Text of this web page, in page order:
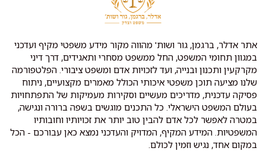
אתר אדלר, ברגמן, גור ושות' מהווה מקור מידע משפטי מקיף ועדכני
במגוון תחומי המשפט, החל ממשפט מסחרי ותאגידים, דרך דיני
מקרקעין ותכנון ובנייה, ועד לזכויות אדם ומשפט ציבורי. הפלטפורמה
שלנו מציעה תוכן משפטי איכותי הכולל מאמרים מקצועיים, ניתוח
פסיקה עדכנית, מדריכים מעשיים וסקירות מעמיקות של התפתחויות
בעולם המשפט הישראלי. כל התכנים מוגשים בשפה ברורה ונגישה,
במטרה לאפשר לכל אדם להבין טוב יותר את זכויותיו וחובותיו
המשפטיות. המידע המקיף, המדויק והעדכני נמצא כאן עבורכם - הכל
במקום אחד, נגיש וזמין לכולם.